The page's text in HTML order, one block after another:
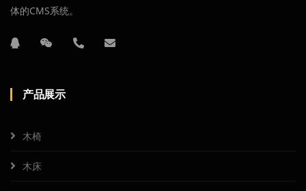
体的CMS系统。
产品展示
木椅
木床